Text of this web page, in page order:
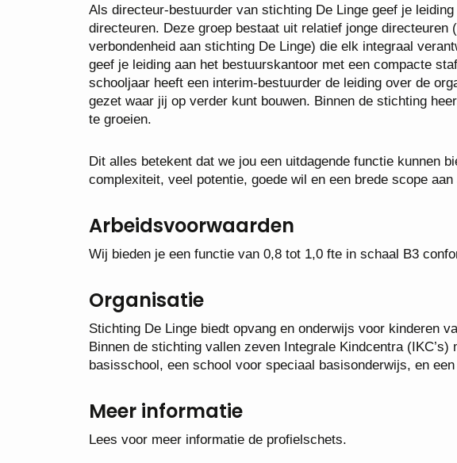
Als directeur-bestuurder van stichting De Linge geef je
directeuren. Deze groep bestaat uit relatief jonge directeuren
verbondenheid aan stichting De Linge) die elk integraal
geef je leiding aan het bestuurskantoor met een compacte
schooljaar heeft een interim-bestuurder de leiding over de
gezet waar jij op verder kunt bouwen. Binnen de stichting
te groeien.
Dit alles betekent dat we jou een uitdagende functie kunnen
complexiteit, veel potentie, goede wil en een brede scope
Arbeidsvoorwaarden
Wij bieden je een functie van 0,8 tot 1,0 fte in schaal B3
Organisatie
Stichting De Linge biedt opvang en onderwijs voor kinderen
Binnen de stichting vallen zeven Integrale Kindcentra
basisschool, een school voor speciaal basisonderwijs, en
Meer informatie
Lees voor meer informatie de profielschets.